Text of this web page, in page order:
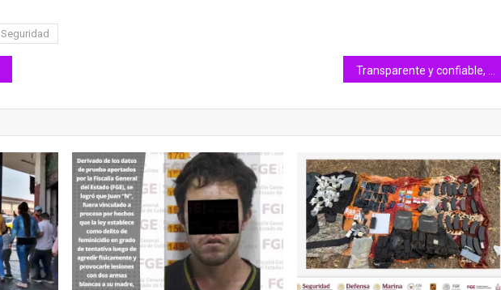
Seguridad
Transparente y confiable, la aplicación de la encuesta de Morena: Dulce Huerta